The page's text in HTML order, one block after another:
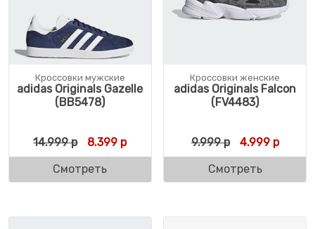
Кроссовки мужские
adidas Originals Gazelle
(BB5478)
14.999р Первоначальная цена составляла 14.999
8.399 рТекущая цена: 8.399 р.
Смотреть
Кроссовки женские
adidas Originals Falcon
(FV4483)
9.999р 4.999р
Смотреть